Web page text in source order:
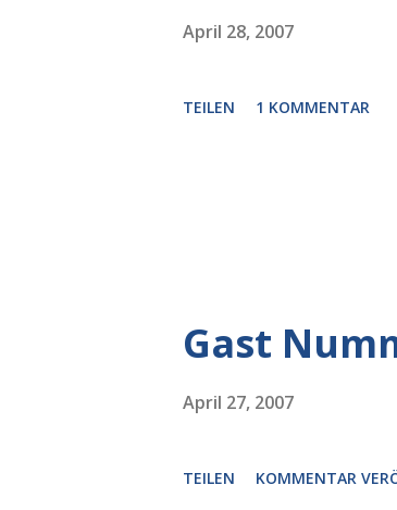
April 28, 2007
TEILEN 1 KOMMENTAR
Gast
April 27, 2007
TEILEN KOMMENTAR